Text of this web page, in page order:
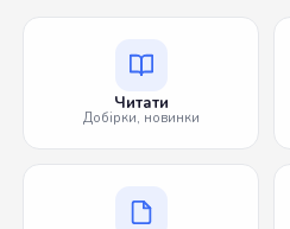
Читати
Добірки, новинки